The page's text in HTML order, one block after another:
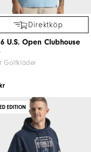
Direktköp
U.S. Open Clubhouse
Golfkläder
EDITION